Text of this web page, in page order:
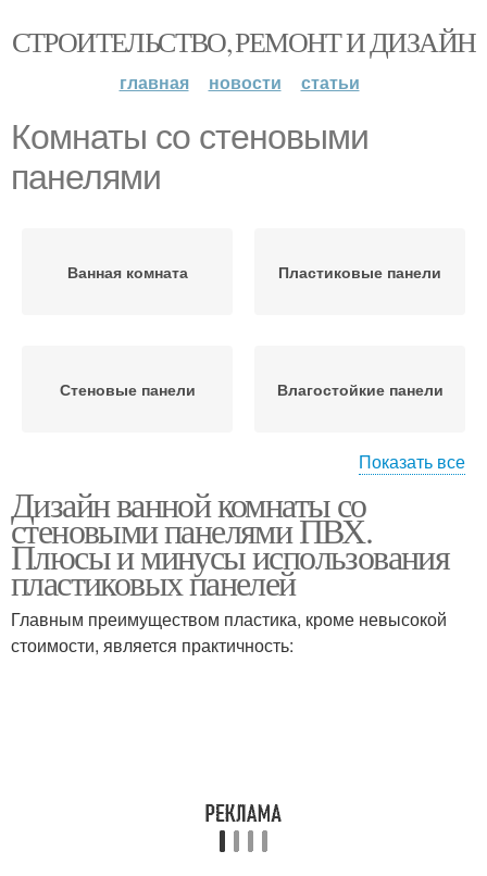
СТРОИТЕЛЬСТВО, РЕМОНТ И ДИЗАЙН
главная новости статьи
Комнаты со стеновыми
панелями
Ванная комната Пластиковые панели
Стеновые панели Влагостойкие панели
Декоративные панели
комнату
Листовые панели Ванная панель
Показать все
Дизайн ванной комнаты со
стеновыми панелями ПВХ.
Плюсы и минусы использования
пластиковых панелей
Главным преимуществом пластика, кроме невысокой
стоимости, является практичность: